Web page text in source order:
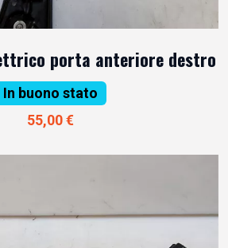
porta anteriore destro
In buono stato
55,00 €